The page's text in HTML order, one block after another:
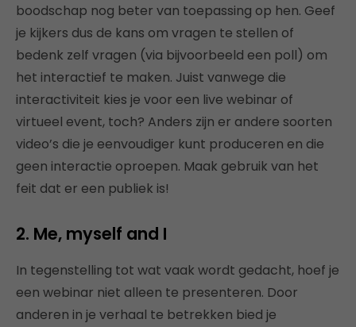
boodschap nog beter van toepassing op hen. Geef
je kijkers dus de kans om vragen te stellen of
bedenk zelf vragen (via bijvoorbeeld een poll) om
het interactief te maken. Juist vanwege die
interactiviteit kies je voor een live webinar of
virtueel event, toch? Anders zijn er andere soorten
video’s die je eenvoudiger kunt produceren en die
geen interactie oproepen. Maak gebruik van het
feit dat er een publiek is!
2. Me, myself and I
In tegenstelling tot wat vaak wordt gedacht, hoef je
een webinar niet alleen te presenteren. Door
anderen in je verhaal te betrekken bied je